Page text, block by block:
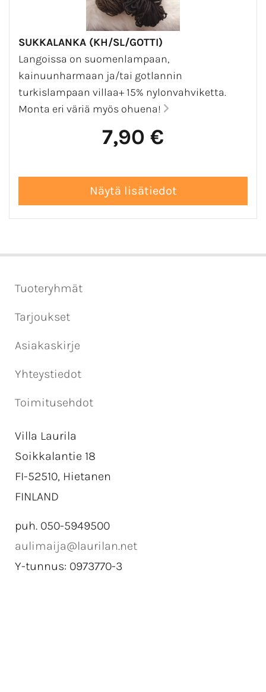
SUKKALANKA (KH/SL/GOTTI)
Langoissa on suomenlampaan,
kainuunharmaan ja/tai gotlannin
turkislampaan villaa+ 15% nylonvahviketta.
Monta eri väriä myös ohuena!
7,90 €
Tuoteryhmät
Tarjoukset
Asiakaskirje
Yhteystiedot
Toimitusehdot
Villa Laurila
Soikkalantie 18
FI-52510, Hietanen
FINLAND
puh. 050-5949500
aulimaija@laurilan.net
Y-tunnus: 0973770-3